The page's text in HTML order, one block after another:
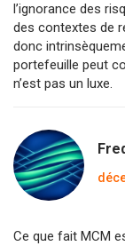
l’ignorance des
des contextes de
donc
portefeuille peut
n’est pas un luxe.
Ce que fait MCM